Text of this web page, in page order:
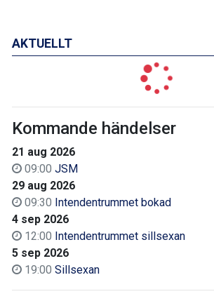
AKTUELLT
Kommande händelser
21 aug 2026
09:00 JSM
29 aug 2026
09:30 Intendentrummet bokad
4 sep 2026
12:00 Intendentrummet sillsexan
5 sep 2026
19:00 Sillsexan